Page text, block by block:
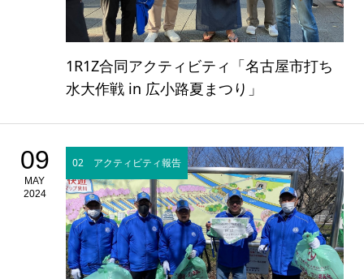
1R1Z合同アクティビティ「名古屋市打ち
水大作戦 in 広小路夏まつり」
09
MAY
2024
02 アクティビティ報告